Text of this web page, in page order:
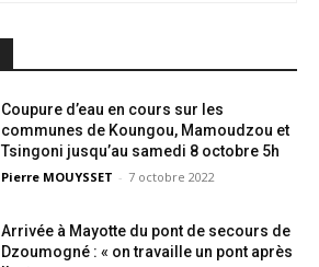
Coupure d’eau en cours sur les
communes de Koungou, Mamoudzou et
Tsingoni jusqu’au samedi 8 octobre 5h
Pierre MOUYSSET - 7 octobre 2022
Arrivée à Mayotte du pont de secours de
Dzoumogné : « on travaille un pont après